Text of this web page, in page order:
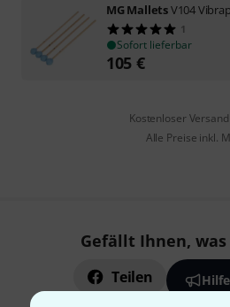
MG MalletsV104
1
Sofort lieferbar
105 €
Kostenloser
Alle Preise inkl.
Gefällt Ihnen, was
Teilen